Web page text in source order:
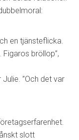
en tjänsteflicka.
bröllop”,
”Och det var
slott